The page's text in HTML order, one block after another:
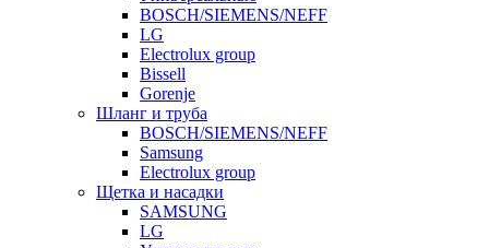
BOSCH/SIEMENS/NEFF
LG
Electrolux group
Bissell
Gorenje
Шланг и труба
BOSCH/SIEMENS/NEFF
Samsung
Electrolux group
Щетка и насадки
SAMSUNG
LG